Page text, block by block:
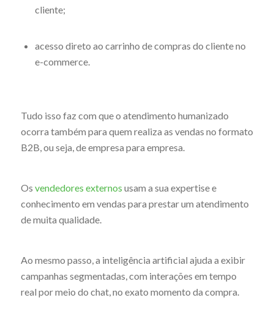
cliente;
acesso direto ao carrinho de compras do cliente no
e-commerce.
Tudo isso faz com que o atendimento humanizado
ocorra também para quem realiza as vendas no formato
B2B, ou seja, de empresa para empresa.
Os vendedores externos usam a sua expertise e
conhecimento em vendas para prestar um atendimento
de muita qualidade.
Ao mesmo passo, a inteligência artificial ajuda a exibir
campanhas segmentadas, com interações em tempo
real por meio do chat, no exato momento da compra.